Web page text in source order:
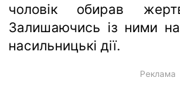
чоловік обирав
Залишаючись із ними
насильницькі дії.
Реклама